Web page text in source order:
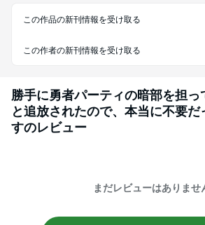
この作品の新刊情報を受け取る
この作者の新刊情報を受け取る
勝手に勇者パーティの暗部を担
と追放されたので、本当に不要だ
すのレビュー
まだレビューはありませ